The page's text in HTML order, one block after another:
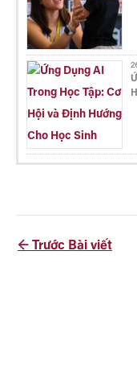
← Trước Bài viết